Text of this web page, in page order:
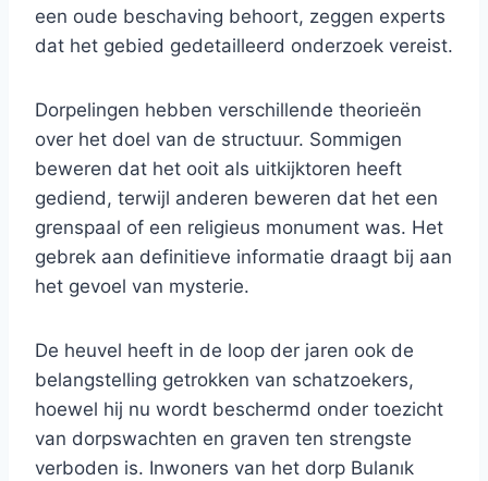
een oude beschaving behoort, zeggen experts
dat het gebied gedetailleerd onderzoek vereist.
Dorpelingen hebben verschillende theorieën
over het doel van de structuur. Sommigen
beweren dat het ooit als uitkijktoren heeft
gediend, terwijl anderen beweren dat het een
grenspaal of een religieus monument was. Het
gebrek aan definitieve informatie draagt ​​bij aan
het gevoel van mysterie.
De heuvel heeft in de loop der jaren ook de
belangstelling getrokken van schatzoekers,
hoewel hij nu wordt beschermd onder toezicht
van dorpswachten en graven ten strengste
verboden is. Inwoners van het dorp Bulanık